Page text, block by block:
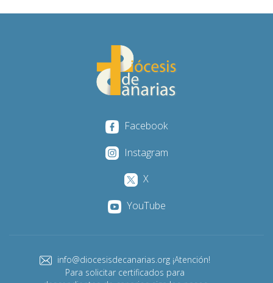
Facebook
Instagram
X
YouTube
info@diocesisdecanarias.org ¡Atención!
Para solicitar certificados para